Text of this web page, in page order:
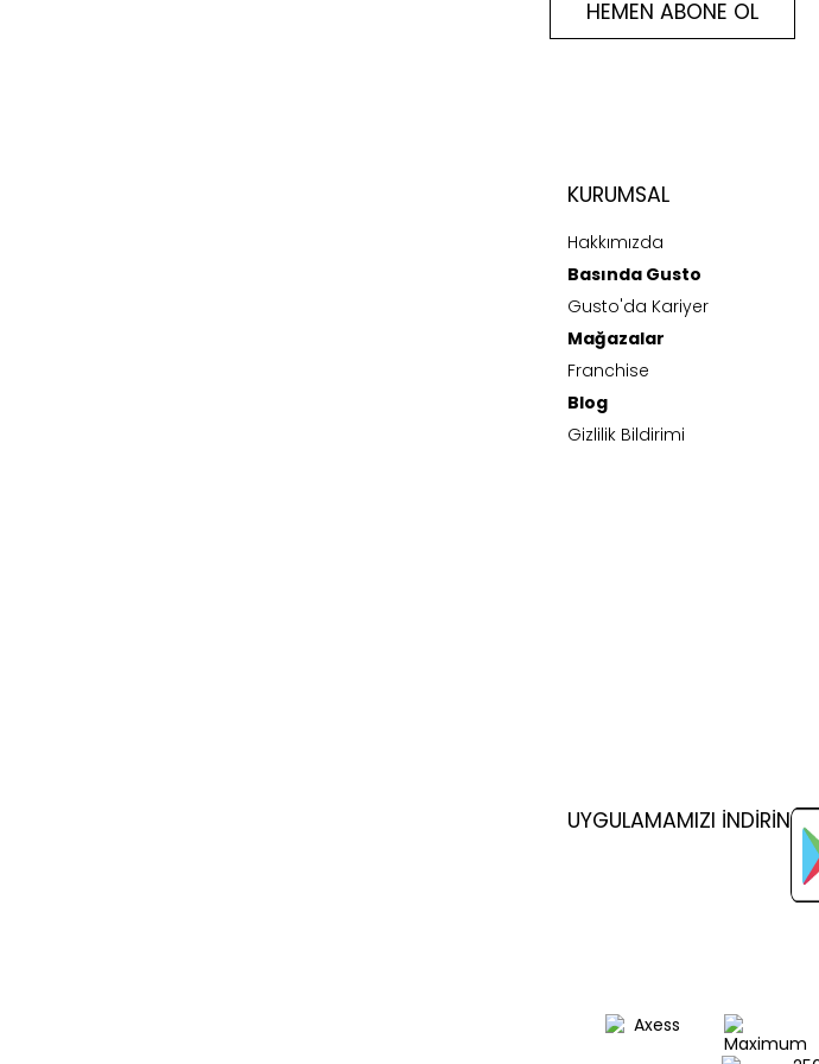
HEMEN ABONE OL
KURUMSAL
Hakkımızda
Basında Gusto
Gusto'da Kariyer
Mağazalar
Franchise
Blog
Gizlilik Bildirimi
UYGULAMAMIZI İNDİRİN